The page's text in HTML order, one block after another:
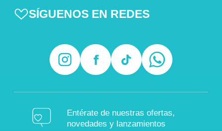
SÍGUENOS EN REDES
Entérate de nuestras ofertas,
novedades y lanzamientos